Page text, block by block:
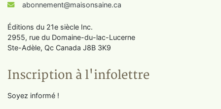
abonnement@maisonsaine.ca
Éditions du 21e siècle Inc.
2955, rue du Domaine-du-lac-Lucerne
Ste-Adèle, Qc Canada J8B 3K9
Inscription à l'infolettre
Soyez informé !